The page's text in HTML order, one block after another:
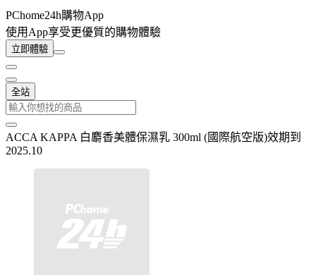
PChome24h購物App
使用App享受更優質的購物體驗
立即體驗
全站
ACCA KAPPA 白麝香美體保濕乳 300ml (國際航空版)效期到
2025.10